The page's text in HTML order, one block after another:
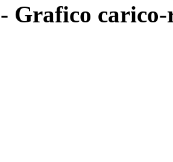
Grafico